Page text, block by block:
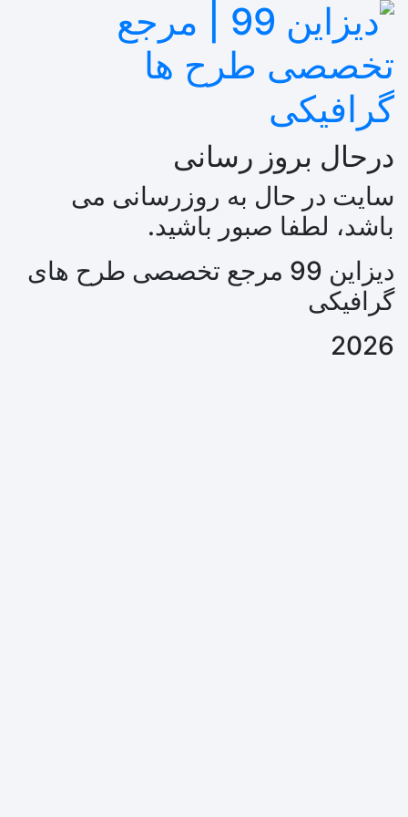
درحال بروز رسانی
سایت در حال به روزرسانی می
باشد، لطفا صبور باشید.
دیزاین 99 مرجع تخصصی طرح های
گرافیکی
2026